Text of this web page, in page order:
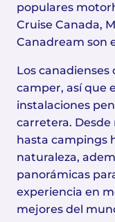
populares
Cruise Canada,
Canadream son
Los
camper, así que
instalaciones
carretera.
hasta campings
naturaleza,
panorámicas
experiencia en
mejores del